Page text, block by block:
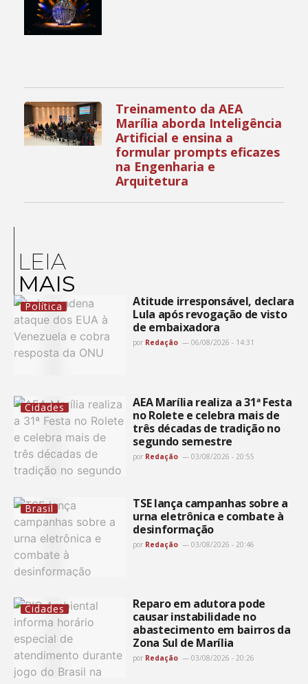
Treinamento da AEA
Marília aborda Inteligência
Artificial e ensina a
formular prompts eficazes
na Engenharia e
Arquitetura
LEIA
MAIS
Política
Atitude irresponsável, declara
Lula após revogação de visto
de embaixadora
por Redação 06/08/2026 - 14:31
Cidades
AEA Marília realiza a 31ª Festa
no Rolete e celebra mais de
três décadas de tradição no
segundo semestre
por Redação 03/08/2026 - 20:55
Brasil
TSE lança campanhas sobre a
urna eletrônica e combate à
desinformação
por Redação 03/08/2026 - 20:46
Cidades
Reparo em adutora pode
causar instabilidade no
abastecimento em bairros da
Zona Sul de Marília
por Redação 03/08/2026 - 20:26